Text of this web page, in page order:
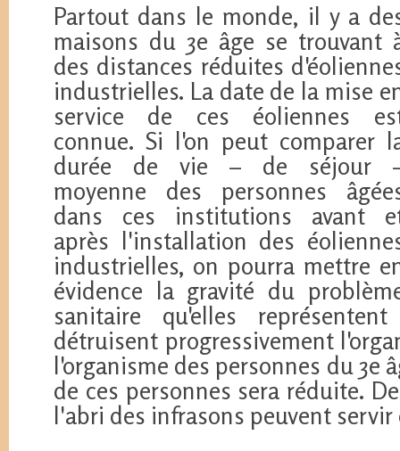
Partout dans le monde, il y a
maisons du 3e âge se trouvant
des distances réduites
industrielles. La date de la mise
service de ces éoliennes
connue. Si l'on peut comparer
durée de vie – de séjour
moyenne des personnes
dans ces institutions avant
après l'installation des
industrielles, on pourra mettre
évidence la gravité du
sanitaire qu'elles
détruisent progressivement
l'organisme des personnes du 3e
de ces personnes sera réduite.
l'abri des infrasons peuvent servir